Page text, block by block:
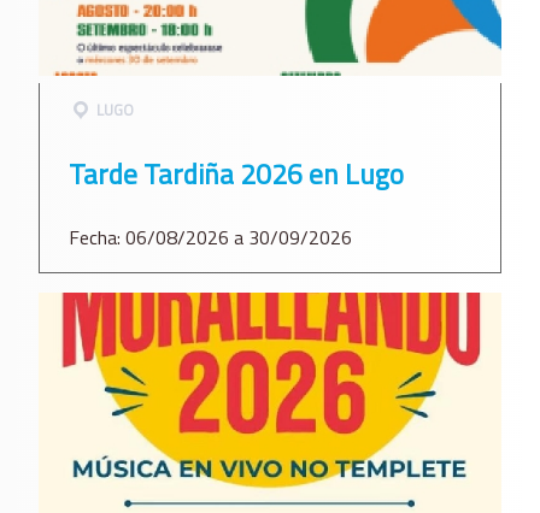
LUGO
Tarde Tardiña 2026 en Lugo
Fecha: 06/08/2026 a 30/09/2026